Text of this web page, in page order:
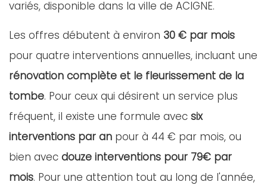
variés, disponible dans la ville de ACIGNE.
Les offres débutent à environ 30 € par mois
pour quatre interventions annuelles, incluant une
rénovation complète et le fleurissement de la
tombe. Pour ceux qui désirent un service plus
fréquent, il existe une formule avec six
interventions par an pour à 44 € par mois, ou
bien avec douze interventions pour 79€ par
mois. Pour une attention tout au long de l'année,